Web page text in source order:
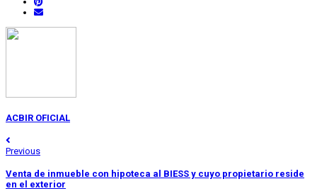
ACBIR OFICIAL
Previous
Venta de inmueble con hipoteca al BIESS y cuyo propietario reside
en el exterior